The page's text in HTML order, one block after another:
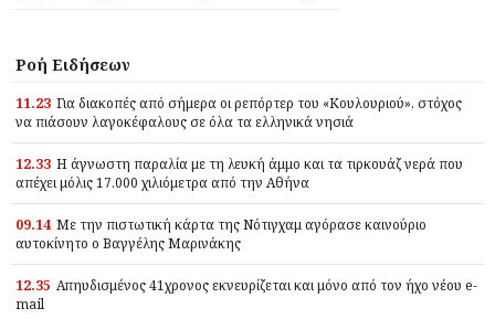
Ροή Ειδήσεων
11.23 Για διακοπές από σήμερα οι ρεπόρτερ του «Κουλουριού», στόχος
να πιάσουν λαγοκέφαλους σε όλα τα ελληνικά νησιά
12.33 Η άγνωστη παραλία με τη λευκή άμμο και τα τιρκουάζ νερά που
απέχει μόλις 17.000 χιλιόμετρα από την Αθήνα
09.14 Με την πιστωτική κάρτα της Νότιγχαμ αγόρασε καινούριο
αυτοκίνητο ο Βαγγέλης Μαρινάκης
12.35 Απηυδισμένος 41χρονος εκνευρίζεται και μόνο από τον ήχο νέου e-
mail